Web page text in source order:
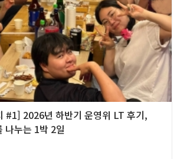
#1] 2026년 하반기 운영위 LT 후기,
나누는 1박 2일